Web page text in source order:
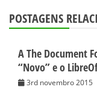
POSTAGENS
A The Document
“Novo” e o
3rd novembro 2015